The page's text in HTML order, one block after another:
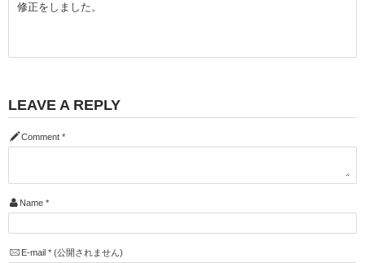
修正をしました。
LEAVE A REPLY
Comment *
Name *
E-mail *(公開されません)